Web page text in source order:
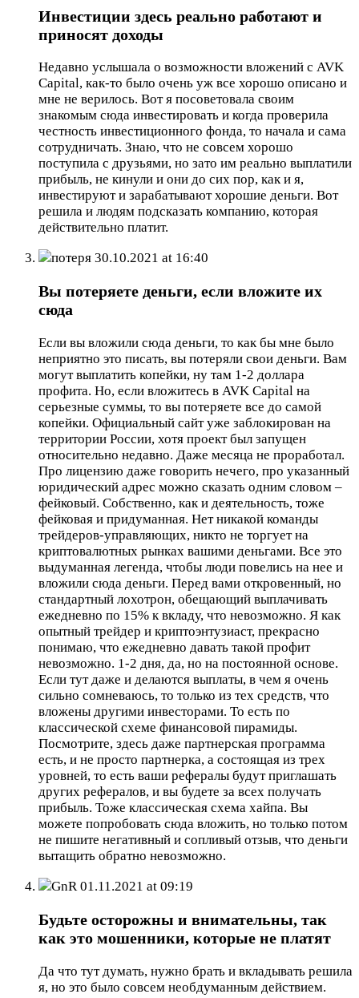
Инвестиции здесь реально работают и
приносят доходы
Недавно услышала о возможности вложений с AVK
Capital, как-то было очень уж все хорошо описано и
мне не верилось. Вот я посоветовала своим
знакомым сюда инвестировать и когда проверила
честность инвестиционного фонда, то начала и сама
сотрудничать. Знаю, что не совсем хорошо
поступила с друзьями, но зато им реально выплатили
прибыль, не кинули и они до сих пор, как и я,
инвестируют и зарабатывают хорошие деньги. Вот
решила и людям подсказать компанию, которая
действительно платит.
потеря 30.10.2021 at 16:40
Вы потеряете деньги, если вложите их
сюда
Если вы вложили сюда деньги, то как бы мне было
неприятно это писать, вы потеряли свои деньги. Вам
могут выплатить копейки, ну там 1-2 доллара
профита. Но, если вложитесь в AVK Capital на
серьезные суммы, то вы потеряете все до самой
копейки. Официальный сайт уже заблокирован на
территории России, хотя проект был запущен
относительно недавно. Даже месяца не проработал.
Про лицензию даже говорить нечего, про указанный
юридический адрес можно сказать одним словом –
фейковый. Собственно, как и деятельность, тоже
фейковая и придуманная. Нет никакой команды
трейдеров-управляющих, никто не торгует на
криптовалютных рынках вашими деньгами. Все это
выдуманная легенда, чтобы люди повелись на нее и
вложили сюда деньги. Перед вами откровенный, но
стандартный лохотрон, обещающий выплачивать
ежедневно по 15% к вкладу, что невозможно. Я как
опытный трейдер и криптоэнтузиаст, прекрасно
понимаю, что ежедневно давать такой профит
невозможно. 1-2 дня, да, но на постоянной основе.
Если тут даже и делаются выплаты, в чем я очень
сильно сомневаюсь, то только из тех средств, что
вложены другими инвесторами. То есть по
классической схеме финансовой пирамиды.
Посмотрите, здесь даже партнерская программа
есть, и не просто партнерка, а состоящая из трех
уровней, то есть ваши рефералы будут приглашать
других рефералов, и вы будете за всех получать
прибыль. Тоже классическая схема хайпа. Вы
можете попробовать сюда вложить, но только потом
не пишите негативный и сопливый отзыв, что деньги
вытащить обратно невозможно.
GnR01.11.2021 at 09:19
Будьте осторожны и внимательны, так
как это мошенники, которые не платят
Да что тут думать, нужно брать и вкладывать решила
я, но это было совсем необдуманным действием.